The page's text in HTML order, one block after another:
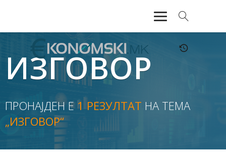
АКТУЕЛНО
ЕКОНОМИЈА
ФИНАНСИИ
БАНКАРСТВО
ЖИВОТ
ИЗГОВОР
ПРОНАЈДЕН Е1 РЕЗУЛТАТ НА ТЕМА
„ИЗГОВОР“